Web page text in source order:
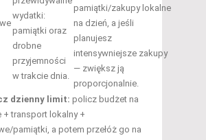
wydatki:
pamiątki oraz
drobne
przyjemności
w trakcie dnia.
pamiątki/zakupy lokalne
na dzień, a jeśli
planujesz
intensywniejsze zakupy
— zwiększ ją
proporcjonalnie.
dzienny limit: policz budżet na
+ transport lokalny +
pamiątki, a potem przełóż go na